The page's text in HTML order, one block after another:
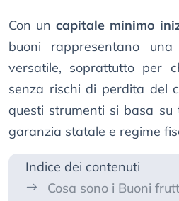
Con un capitale minimo
buoni rappresentano
versatile, soprattutto per
senza rischi di perdita del
questi strumenti si basa su
garanzia statale e regime
Indice dei contenuti
Cosa sono i Buoni